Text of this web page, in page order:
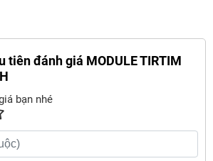
tiên đánh giá MODULE TIRTIM
bạn nhé